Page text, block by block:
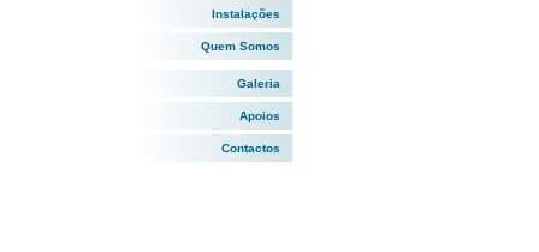
Instalações
Quem Somos
Galeria
Apoios
Contactos